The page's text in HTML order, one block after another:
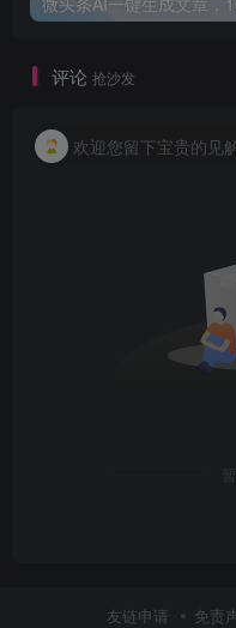
评论 抢沙发
欢迎您留下宝贵的见
友链申请 免责